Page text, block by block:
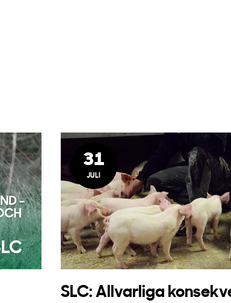
31
JULI
SLC: Allvarliga